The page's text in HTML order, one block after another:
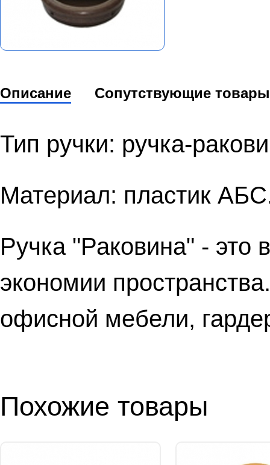
Описание Сопутствующие товары
Тип ручки: ручка-
Материал: пластик
Ручка "Раковина" - это
экономии
офисной мебели,
Похожие товары